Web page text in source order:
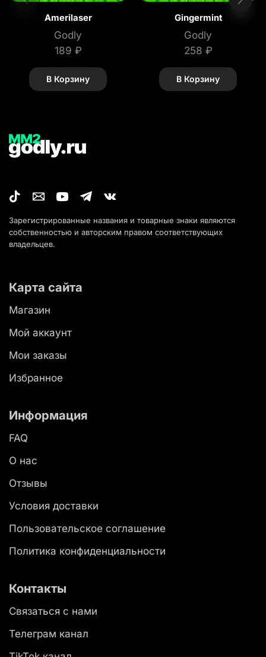
Amerilaser
Godly
189 ₽
В Корзину
Gingermint
Godly
258 ₽
В Корзину
Зарегистрированные названия и товарные знаки являются
собственностью и авторским правом соответствующих
владельцев.
Карта сайта
Магазин
Мой аккаунт
Мои заказы
Избранное
Информация
FAQ
О нас
Отзывы
Условия доставки
Пользовательское соглашение
Политика конфиденциальности
Контакты
Связаться с нами
Телеграм канал